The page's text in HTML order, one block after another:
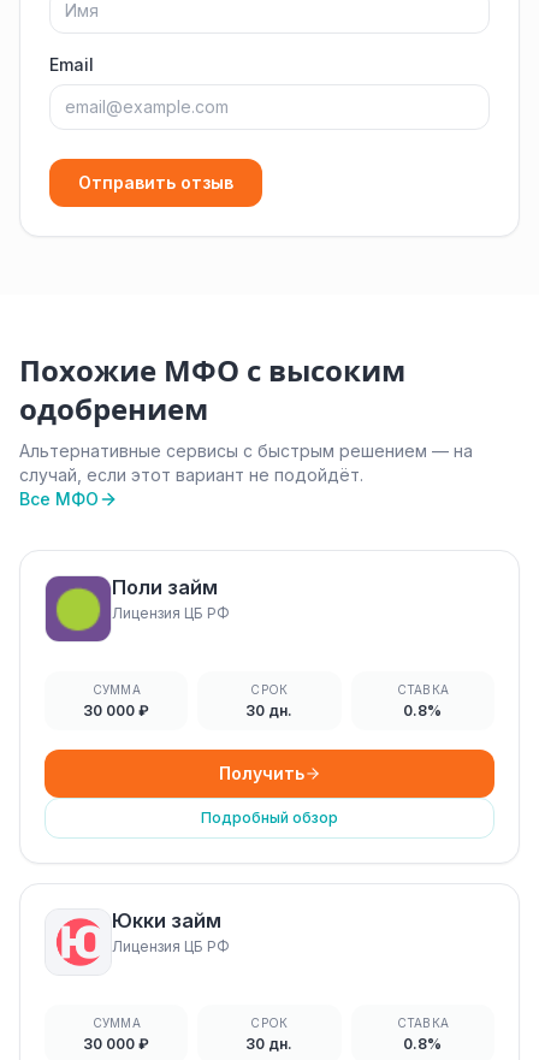
Email
Отправить отзыв
Похожие МФО с высоким
одобрением
Альтернативные сервисы с быстрым решением — на
случай, если этот вариант не подойдёт.
Все МФО
Поли займ
Лицензия ЦБ РФ
СУММА
30 000 ₽
СРОК
30 дн.
СТАВКА
0.8%
Получить
Подробный обзор
Юкки займ
Лицензия ЦБ РФ
СУММА
30 000 ₽
СРОК
30 дн.
СТАВКА
0.8%